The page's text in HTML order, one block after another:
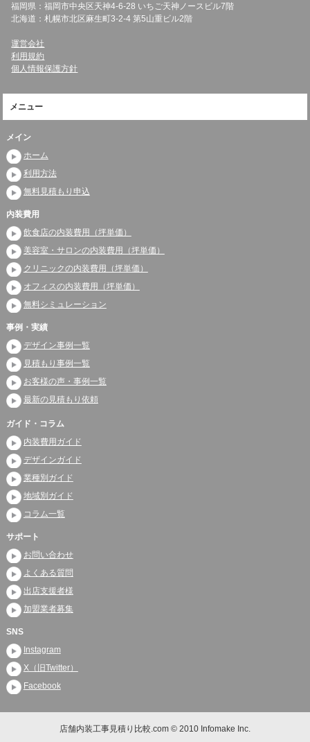
福岡県：福岡市中央区天神4-6-28 いちご天神ノースビル7階
北海道：札幌市北区麻生町3-2-4 第5山重ビル2階
運営会社
利用規約
個人情報保護方針
メニュー
メイン
ホーム
利用方法
無料見積もり申込
内装費用
飲食店の内装費用（坪単価）
美容室・サロンの内装費用（坪単価）
クリニックの内装費用（坪単価）
オフィスの内装費用（坪単価）
無料シミュレーション
事例・実績
デザイン事例一覧
見積もり事例一覧
お客様の声・事例一覧
最新の見積もり依頼
ガイド・コラム
内装費用ガイド
デザインガイド
業種別ガイド
地域別ガイド
コラム一覧
サポート
お問い合わせ
よくある質問
出店支援者様
加盟業者募集
SNS
Instagram
X（旧Twitter）
Facebook
店舗内装工事見積り比較.com © 2010 Infomake Inc.